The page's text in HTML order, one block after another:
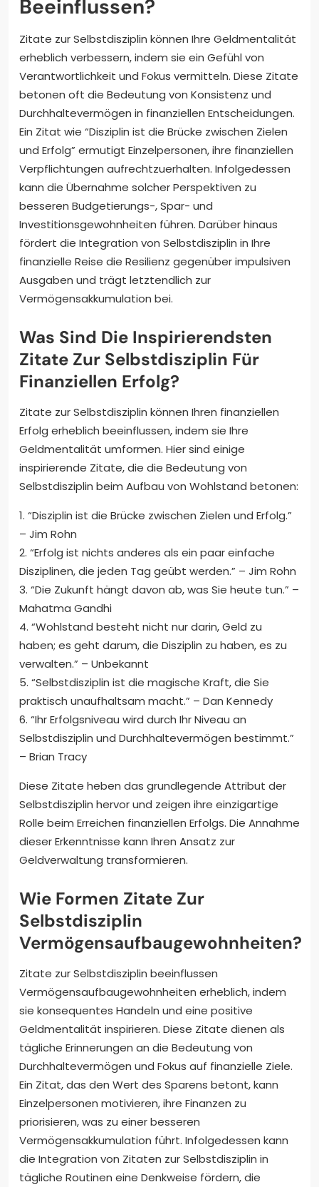
Beeinflussen?
Zitate zur Selbstdisziplin können Ihre Geldmentalität
erheblich verbessern, indem sie ein Gefühl von
Verantwortlichkeit und Fokus vermitteln. Diese Zitate
betonen oft die Bedeutung von Konsistenz und
Durchhaltevermögen in finanziellen Entscheidungen.
Ein Zitat wie “Disziplin ist die Brücke zwischen Zielen
und Erfolg” ermutigt Einzelpersonen, ihre finanziellen
Verpflichtungen aufrechtzuerhalten. Infolgedessen
kann die Übernahme solcher Perspektiven zu
besseren Budgetierungs-, Spar- und
Investitionsgewohnheiten führen. Darüber hinaus
fördert die Integration von Selbstdisziplin in Ihre
finanzielle Reise die Resilienz gegenüber impulsiven
Ausgaben und trägt letztendlich zur
Vermögensakkumulation bei.
Was Sind Die Inspirierendsten
Zitate Zur Selbstdisziplin Für
Finanziellen Erfolg?
Zitate zur Selbstdisziplin können Ihren finanziellen
Erfolg erheblich beeinflussen, indem sie Ihre
Geldmentalität umformen. Hier sind einige
inspirierende Zitate, die die Bedeutung von
Selbstdisziplin beim Aufbau von Wohlstand betonen:
1. “Disziplin ist die Brücke zwischen Zielen und Erfolg.”
– Jim Rohn
2. “Erfolg ist nichts anderes als ein paar einfache
Disziplinen, die jeden Tag geübt werden.” – Jim Rohn
3. “Die Zukunft hängt davon ab, was Sie heute tun.” –
Mahatma Gandhi
4. “Wohlstand besteht nicht nur darin, Geld zu
haben; es geht darum, die Disziplin zu haben, es zu
verwalten.” – Unbekannt
5. “Selbstdisziplin ist die magische Kraft, die Sie
praktisch unaufhaltsam macht.” – Dan Kennedy
6. “Ihr Erfolgsniveau wird durch Ihr Niveau an
Selbstdisziplin und Durchhaltevermögen bestimmt.”
– Brian Tracy
Diese Zitate heben das grundlegende Attribut der
Selbstdisziplin hervor und zeigen ihre einzigartige
Rolle beim Erreichen finanziellen Erfolgs. Die Annahme
dieser Erkenntnisse kann Ihren Ansatz zur
Geldverwaltung transformieren.
Wie Formen Zitate Zur
Selbstdisziplin
Vermögensaufbaugewohnheiten?
Zitate zur Selbstdisziplin beeinflussen
Vermögensaufbaugewohnheiten erheblich, indem
sie konsequentes Handeln und eine positive
Geldmentalität inspirieren. Diese Zitate dienen als
tägliche Erinnerungen an die Bedeutung von
Durchhaltevermögen und Fokus auf finanzielle Ziele.
Ein Zitat, das den Wert des Sparens betont, kann
Einzelpersonen motivieren, ihre Finanzen zu
priorisieren, was zu einer besseren
Vermögensakkumulation führt. Infolgedessen kann
die Integration von Zitaten zur Selbstdisziplin in
tägliche Routinen eine Denkweise fördern, die